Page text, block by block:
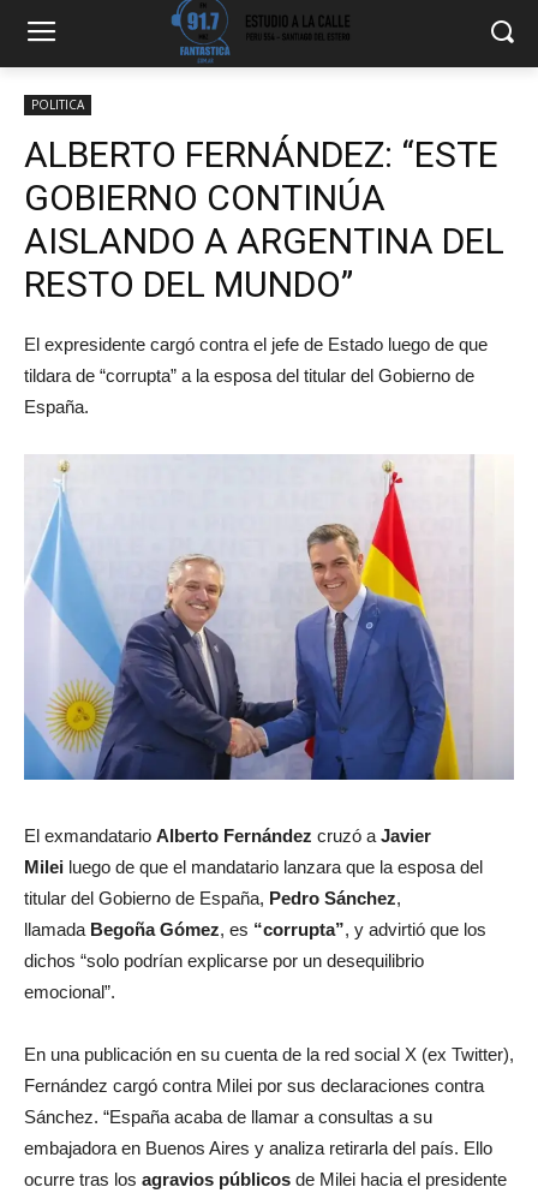
POLITICA
ALBERTO FERNÁNDEZ: “ESTE
GOBIERNO CONTINÚA
AISLANDO A ARGENTINA DEL
RESTO DEL MUNDO”
El expresidente cargó contra el jefe de Estado luego de que
tildara de “corrupta” a la esposa del titular del Gobierno de
España.
El exmandatario Alberto Fernández cruzó aJavier
Milei luego de que el mandatario lanzara que la esposa del
titular del Gobierno de España, Pedro Sánchez,
llamadaBegoña Gómez, es “corrupta”, y advirtió que los
dichos “solo podrían explicarse por un desequilibrio
emocional”.
En una publicación en su cuenta de la red social X (ex Twitter),
Fernández cargó contra Milei por sus declaraciones contra
Sánchez. “España acaba de llamar a consultas a su
embajadora en Buenos Aires y analiza retirarla del país. Ello
ocurre tras los agravios públicos de Milei hacia el presidente